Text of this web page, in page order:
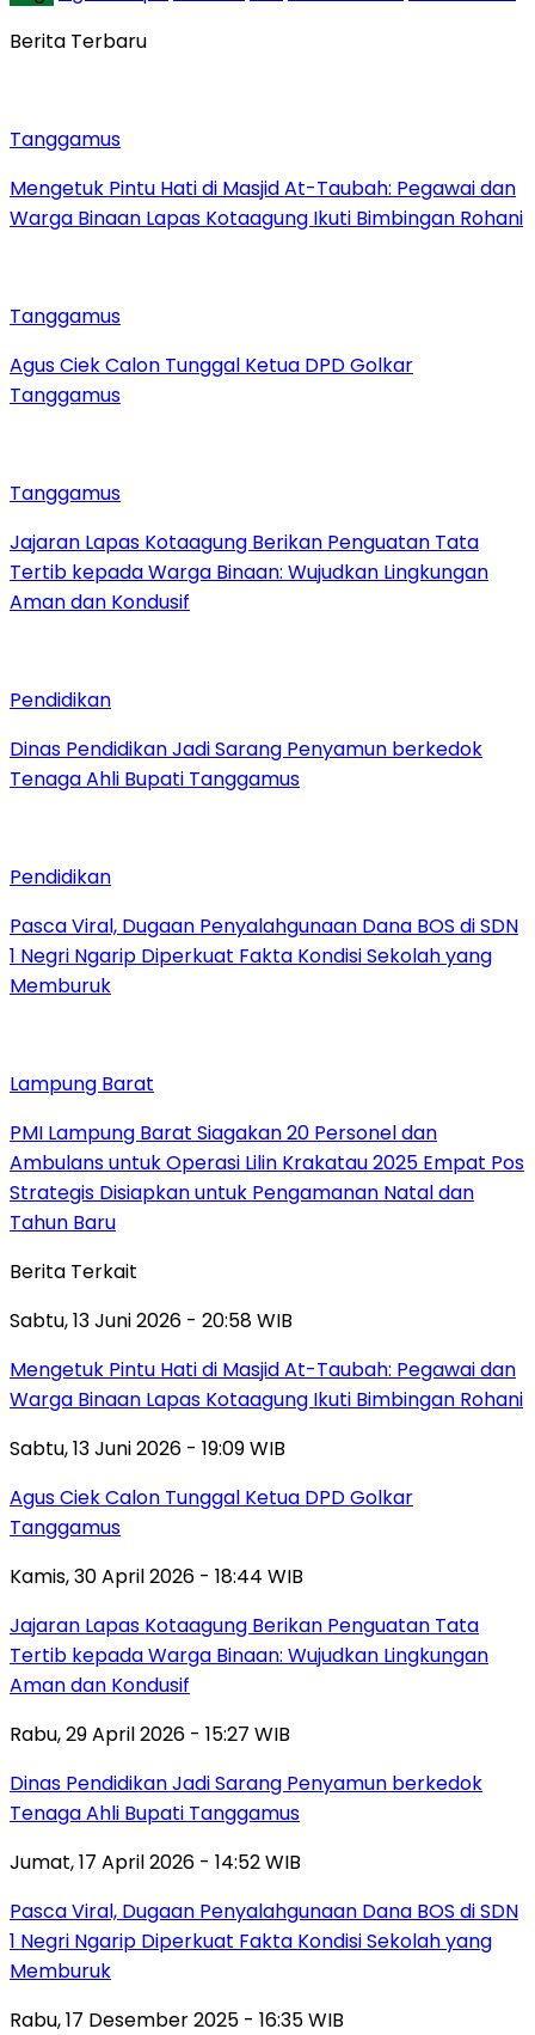
Berita Terbaru
Tanggamus
Mengetuk Pintu Hati di Masjid At-Taubah: Pegawai dan
Warga Binaan Lapas Kotaagung Ikuti Bimbingan Rohani
Tanggamus
Agus Ciek Calon Tunggal Ketua DPD Golkar
Tanggamus
Tanggamus
Jajaran Lapas Kotaagung Berikan Penguatan Tata
Tertib kepada Warga Binaan: Wujudkan Lingkungan
Aman dan Kondusif
Pendidikan
Dinas Pendidikan Jadi Sarang Penyamun berkedok
Tenaga Ahli Bupati Tanggamus
Pendidikan
Pasca Viral, Dugaan Penyalahgunaan Dana BOS di SDN
1 Negri Ngarip Diperkuat Fakta Kondisi Sekolah yang
Memburuk
Lampung Barat
PMI Lampung Barat Siagakan 20 Personel dan
Ambulans untuk Operasi Lilin Krakatau 2025 Empat Pos
Strategis Disiapkan untuk Pengamanan Natal dan
Tahun Baru
Berita Terkait
Sabtu, 13 Juni 2026 - 20:58 WIB
Mengetuk Pintu Hati di Masjid At-Taubah: Pegawai dan
Warga Binaan Lapas Kotaagung Ikuti Bimbingan Rohani
Sabtu, 13 Juni 2026 - 19:09 WIB
Agus Ciek Calon Tunggal Ketua DPD Golkar
Tanggamus
Kamis, 30 April 2026 - 18:44 WIB
Jajaran Lapas Kotaagung Berikan Penguatan Tata
Tertib kepada Warga Binaan: Wujudkan Lingkungan
Aman dan Kondusif
Rabu, 29 April 2026 - 15:27 WIB
Dinas Pendidikan Jadi Sarang Penyamun berkedok
Tenaga Ahli Bupati Tanggamus
Jumat, 17 April 2026 - 14:52 WIB
Pasca Viral, Dugaan Penyalahgunaan Dana BOS di SDN
1 Negri Ngarip Diperkuat Fakta Kondisi Sekolah yang
Memburuk
Rabu, 17 Desember 2025 - 16:35 WIB